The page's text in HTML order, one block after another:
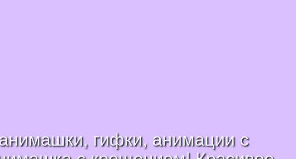
гифки, анимации с